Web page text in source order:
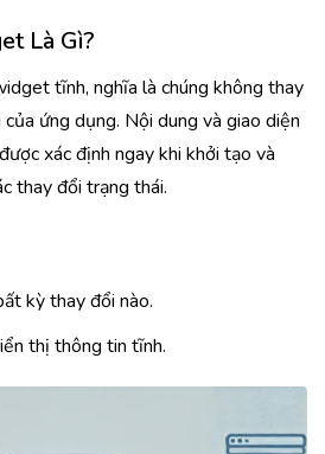
Là Gì?
tĩnh, nghĩa là chúng không thay
ứng dụng. Nội dung và giao diện
xác định ngay khi khởi tạo và
thay đổi trạng thái.
kỳ thay đổi nào.
thị thông tin tĩnh.